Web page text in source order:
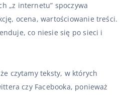
„z internetu” spoczywa
ocena, wartościowanie treści.
co niesie się po sieci i
czytamy teksty, w których
czy Facebooka, ponieważ